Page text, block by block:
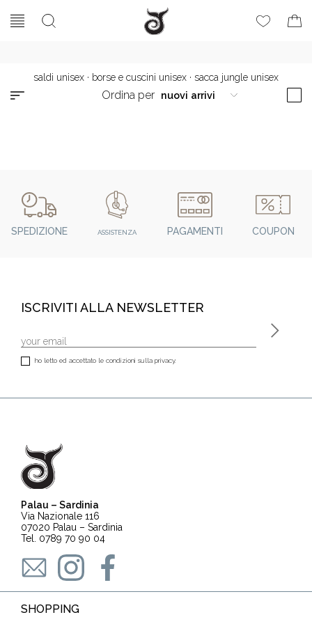
saldi unisex · borse e cuscini unisex · sacca jungle unisex
Ordina per
SPEDIZIONE ASSISTENZA PAGAMENTI COUPON
ISCRIVITI ALLA NEWSLETTER
ho letto ed accettato le condizioni sulla privacy.
Palau – Sardinia
Via Nazionale 116
07020 Palau – Sardinia
Tel. 0789 70 90 04
SHOPPING